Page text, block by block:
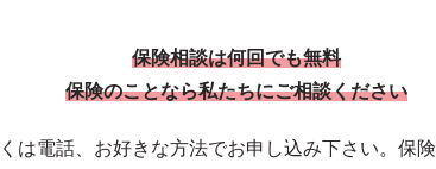
保険相談は何回でも無料
保険のことなら私たちにご相談ください
は電話、お好きな方法でお申し込み下さい。保